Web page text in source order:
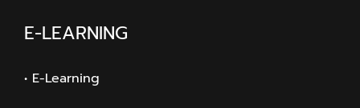
E-LEARNING
• E-Learning